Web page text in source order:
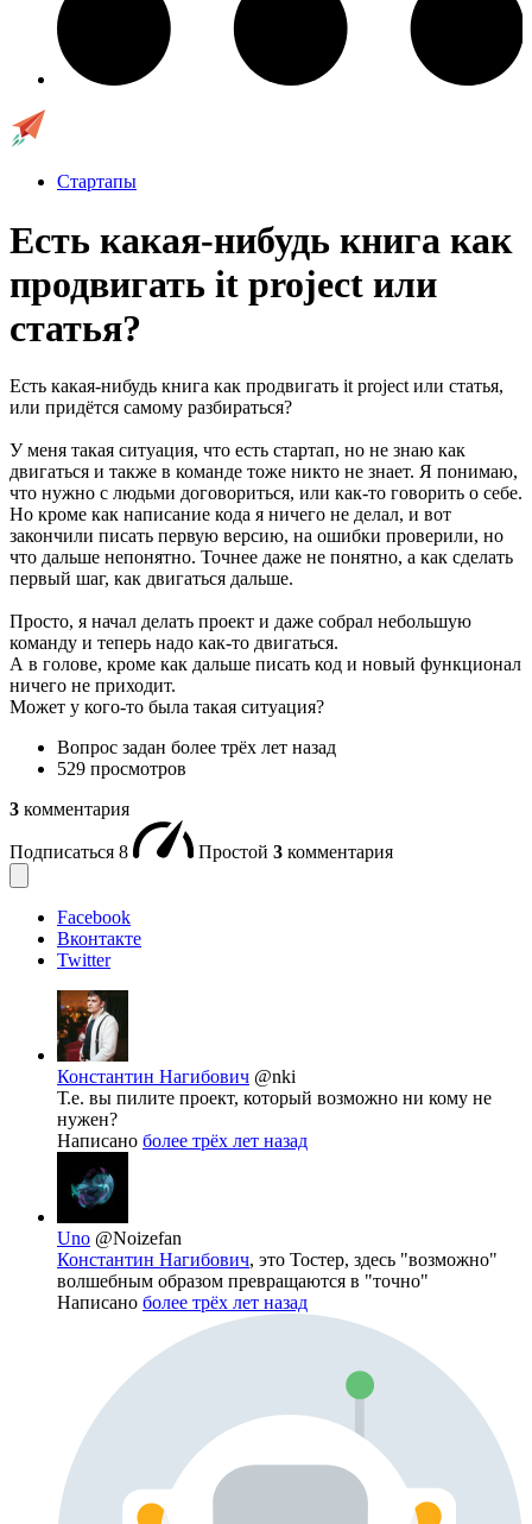
Стартапы
Есть какая-нибудь книга как
продвигать it project или
статья?
Есть какая-нибудь книга как продвигать it project или статья,
или придётся самому разбираться?
У меня такая ситуация, что есть стартап, но не знаю как
двигаться и также в команде тоже никто не знает. Я понимаю,
что нужно с людьми договориться, или как-то говорить о себе.
Но кроме как написание кода я ничего не делал, и вот
закончили писать первую версию, на ошибки проверили, но
что дальше непонятно. Точнее даже не понятно, а как сделать
первый шаг, как двигаться дальше.
Просто, я начал делать проект и даже собрал небольшую
команду и теперь надо как-то двигаться.
А в голове, кроме как дальше писать код и новый функционал
ничего не приходит.
Может у кого-то была такая ситуация?
Вопрос задан более трёх лет назад
529 просмотров
3 комментария
Подписаться 8 Простой 3 комментария
Facebook
Вконтакте
Twitter
Константин Нагибович @nki
Т.е. вы пилите проект, который возможно ни кому не
нужен?
Написано более трёх лет назад
Uno @Noizefan
Константин Нагибович, это Тостер, здесь "возможно"
волшебным образом превращаются в "точно"
Написано более трёх лет назад